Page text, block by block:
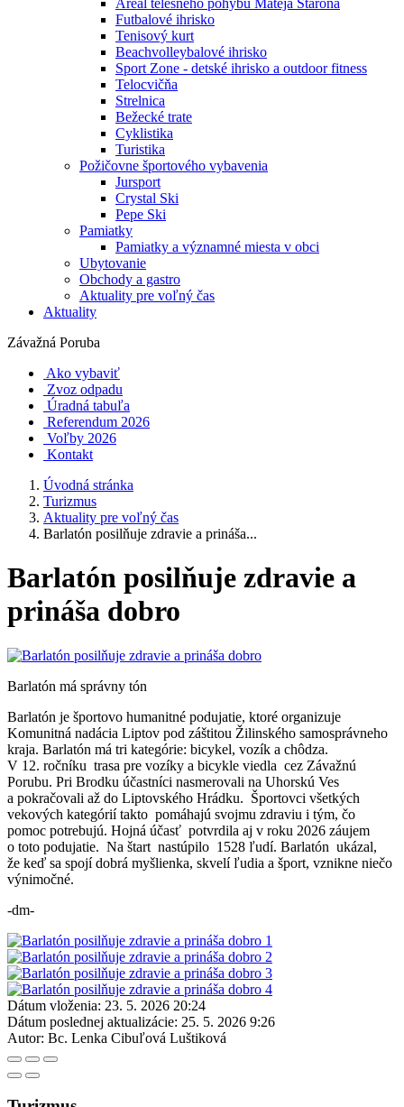
Areál telesného pohybu Mateja Staroňa
Futbalové ihrisko
Tenisový kurt
Beachvolleybalové ihrisko
Sport Zone - detské ihrisko a outdoor fitness
Telocvičňa
Strelnica
Bežecké trate
Cyklistika
Turistika
Požičovne športového vybavenia
Jursport
Crystal Ski
Pepe Ski
Pamiatky
Pamiatky a významné miesta v obci
Ubytovanie
Obchody a gastro
Aktuality pre voľný čas
Aktuality
Závažná Poruba
Ako vybaviť
Zvoz odpadu
Úradná tabuľa
Referendum 2026
Voľby 2026
Kontakt
Úvodná stránka
Turizmus
Aktuality pre voľný čas
Barlatón posilňuje zdravie a prináša...
Barlatón posilňuje zdravie a
prináša dobro
Barlatón má správny tón
Barlatón je športovo humanitné podujatie, ktoré organizuje
Komunitná nadácia Liptov pod záštitou Žilinského samosprávneho
kraja. Barlatón má tri kategórie: bicykel, vozík a chôdza.
V 12. ročníku trasa pre vozíky a bicykle viedla cez Závažnú
Porubu. Pri Brodku účastníci nasmerovali na Uhorskú Ves
a pokračovali až do Liptovského Hrádku. Športovci všetkých
vekových kategórií takto pomáhajú svojmu zdraviu i tým, čo
pomoc potrebujú. Hojná účasť potvrdila aj v roku 2026 záujem
o toto podujatie. Na štart nastúpilo 1528 ľudí. Barlatón ukázal,
že keď sa spojí dobrá myšlienka, skvelí ľudia a šport, vznikne niečo
výnimočné.
-dm-
Dátum vloženia: 23. 5. 2026 20:24
Dátum poslednej aktualizácie: 25. 5. 2026 9:26
Autor: Bc. Lenka Cibuľová Luštiková